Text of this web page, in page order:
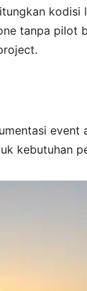
tanpa pilot
kebutuhan